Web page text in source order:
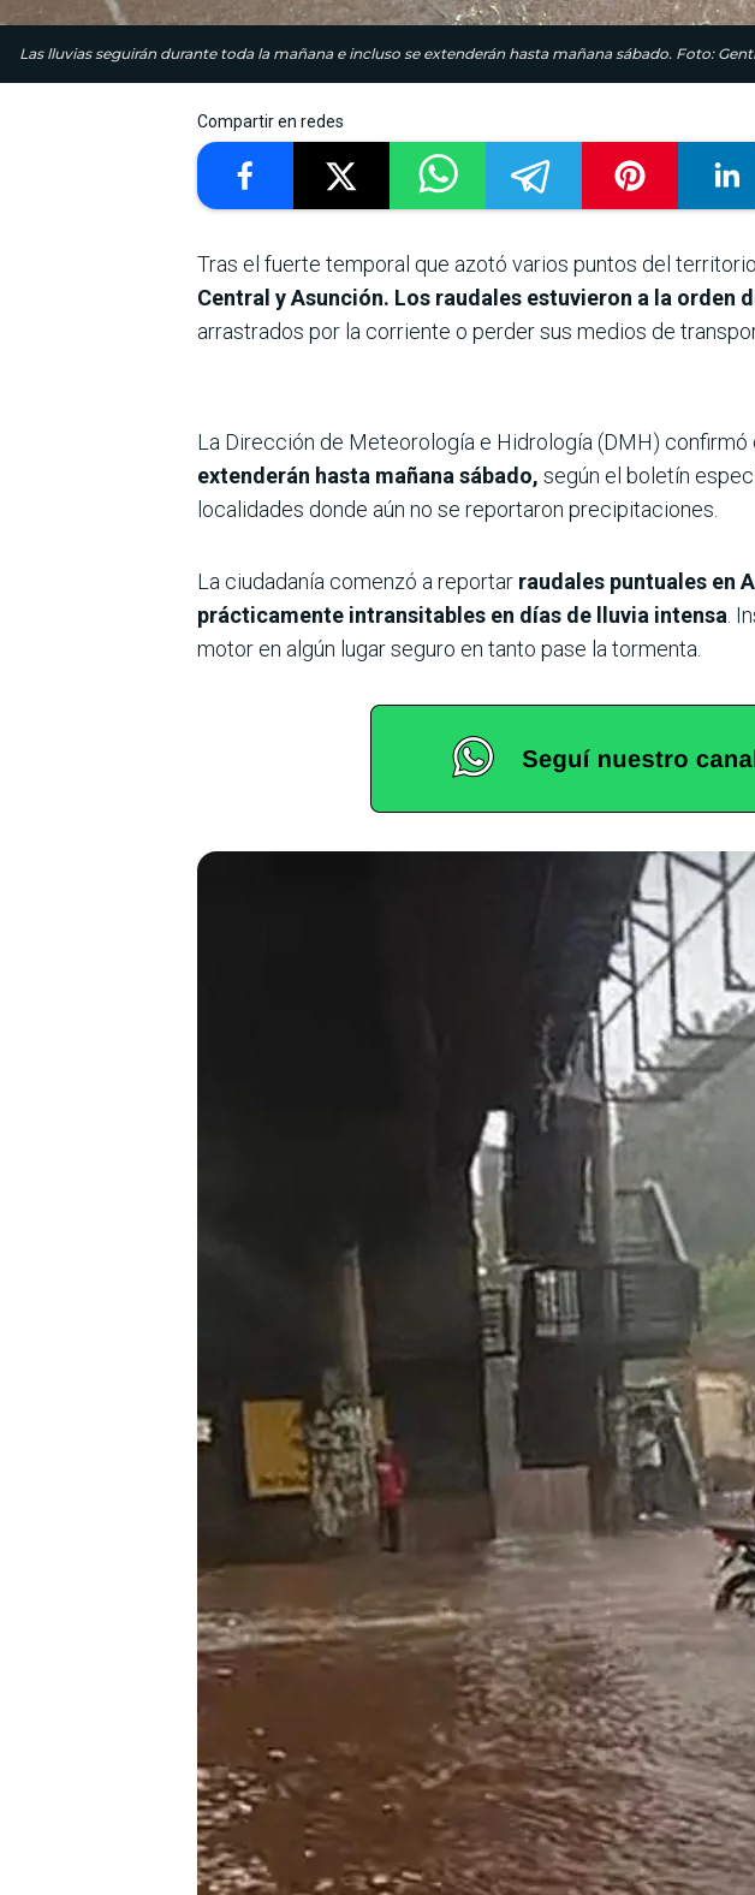
Las lluvias seguirán durante toda la mañana e incluso se extenderán hasta mañana sábado. Foto:
Compartir en redes
Tras el fuerte temporal que azotó varios puntos del
Central y Asunción. Los raudales estuvieron a la orden
arrastrados por la corriente o perder sus medios de
La Dirección de Meteorología e Hidrología (DMH) confirmó
extenderán hasta mañana sábado, según el boletín
localidades donde aún no se reportaron precipitaciones.
La ciudadanía comenzó a reportar raudales puntuales en
prácticamente intransitables en días de lluvia intensa .
motor en algún lugar seguro en tanto pase la tormenta.